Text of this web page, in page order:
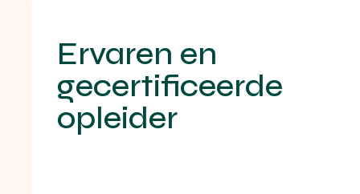
Ervaren en
gecertificeerde
opleider